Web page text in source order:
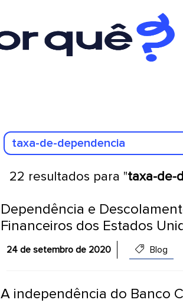
22 resultados para "taxa-de-
Dependência e
Financeiros dos Estados
24 de setembro de 2020 Blog
A independência do Banco